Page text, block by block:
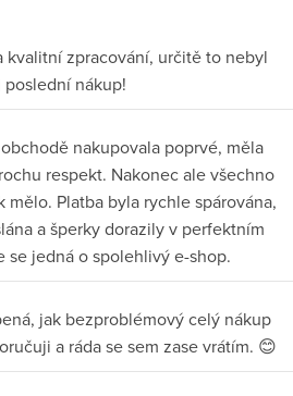
kvalitní zpracování, určitě to nebyl
poslední nákup!
nakupovala poprvé, měla
respekt. Nakonec ale všechno
Platba byla rychle spárována,
a šperky dorazily v perfektním
se jedná o spolehlivý e-shop.
jak bezproblémový celý nákup
a ráda se sem zase vrátím. 😊